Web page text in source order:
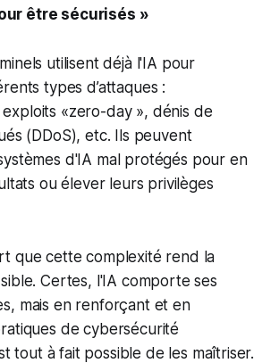
être sécurisés »
utilisent déjà l'IA pour
types d’attaques :
«zero-day », dénis de
(DDoS), etc. Ils peuvent
d'IA mal protégés pour en
ou élever leurs privilèges
que cette complexité rend la
Certes, l'IA comporte ses
mais en renforçant et en
de cybersécurité
tout à fait possible de les maîtriser.